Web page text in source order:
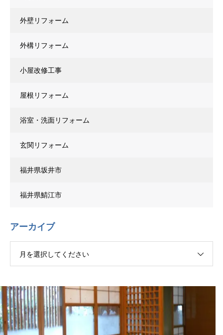
外壁リフォーム
外構リフォーム
小屋改修工事
屋根リフォーム
浴室・洗面リフォーム
玄関リフォーム
福井県坂井市
福井県鯖江市
アーカイブ
月を選択してください